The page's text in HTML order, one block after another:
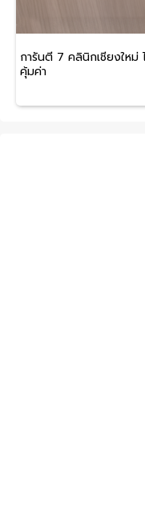
การันตี 7 คลินิกเชียงใหม่
คุ้มค่า